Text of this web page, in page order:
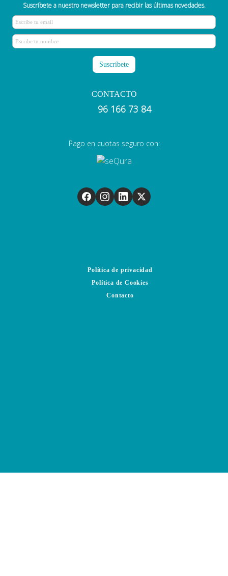
Suscríbete a nuestro newsletter para recibir las últimas novedades.
CONTACTO
96 166 73 84
Pago en cuotas seguro con:
Política de privacidad
Política de Cookies
Contacto